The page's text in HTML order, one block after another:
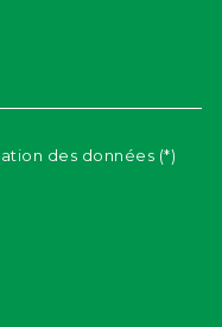
des données (*)